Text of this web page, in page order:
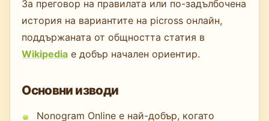
За преговор на правилата или по-задълбочена
история на вариантите на picross онлайн,
поддържаната от общността статия в
Wikipedia е добър начален ориентир.
Основни изводи
Nonogram Online е най-добър, когато